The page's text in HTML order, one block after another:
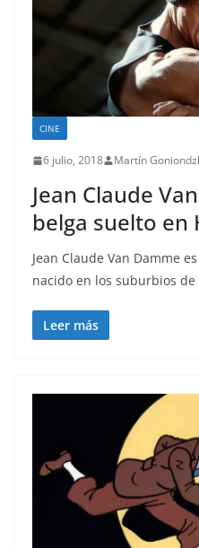
CINE
6 julio, 2018 Martín
Jean Claude
belga suelto en
Jean Claude Van Damme
nacido en los suburbios
Leer más